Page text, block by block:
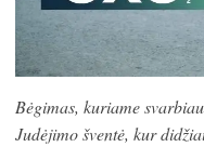
Bėgimas, kuriame
Judėjimo šventė, kur